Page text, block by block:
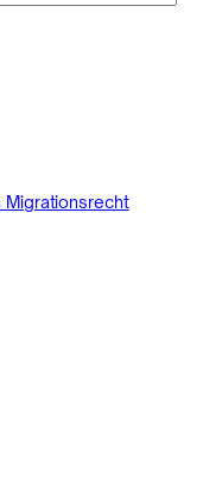
Migrationsrecht